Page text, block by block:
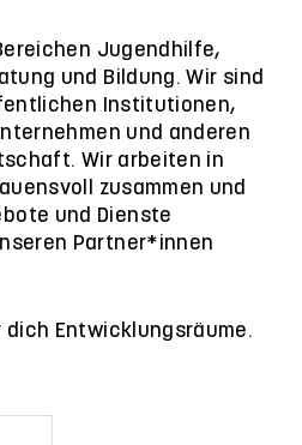
Jugendhilfe,
und Bildung. Wir sind
Institutionen,
und anderen
Wir arbeiten in
zusammen und
und Dienste
Partner*innen
Entwicklungsräume.